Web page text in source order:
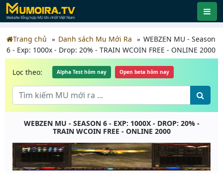
Trang chủ Danh sách Mu Mới Ra
WEBZEN MU - Season
6 - Exp: 1000x - Drop: 20% - TRAIN WCOIN FREE - ONLINE 2000
Lọc theo: Alpha Test hôm nay Open beta hôm nay
WEBZEN MU - SEASON 6 - EXP: 1000X - DROP: 20% -
TRAIN WCOIN FREE - ONLINE 2000